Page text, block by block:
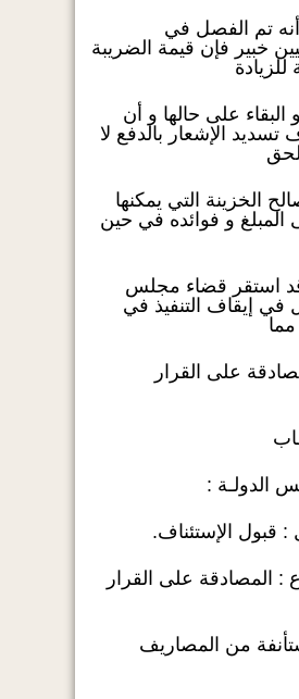
تم الفصل في
خبير فإن قيمة الضريبة
البقاء على حالها و أن
تسديد الإشعار بالدفع لا
الخزينة التي يمكنها
المبلغ و فوائده في حين
استقر قضاء مجلس
في إيقاف التنفيذ في
على القرار
الدولـة :
: قبول الإستئناف.
: المصادقة على القرار
من المصاريف